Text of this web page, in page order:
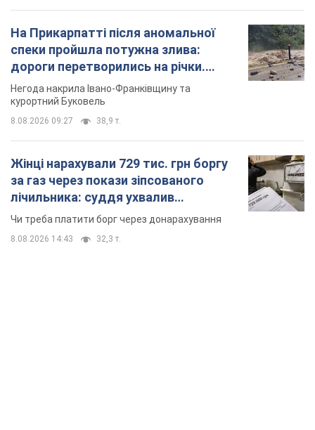
На Прикарпатті після аномальної
спеки пройшла потужна злива:
дороги перетворились на річки.
Відео
Негода накрила Івано-Франківщину та
курортний Буковель
8.08.2026 09:27 38,9 т.
Жінці нарахували 729 тис. грн боргу
за газ через покази зіпсованого
лічильника: суддя ухвалив
неочікуване рішення
Чи треба платити борг через донарахування
8.08.2026 14:43 32,3 т.